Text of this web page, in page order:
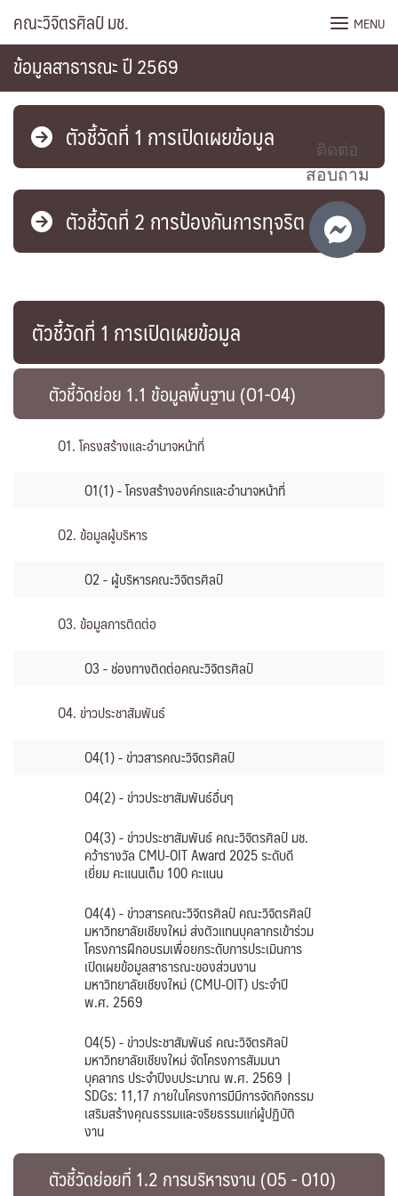
content
คณะวิจิตรศิลป์ มช. MENU
ข้อมูลสาธารณะ ปี 2569
ตัวชี้วัดที่ 1 การเปิดเผยข้อมูล
ตัวชี้วัดที่ 2 การป้องกันการทุจริต
ตัวชี้วัดที่ 1 การเปิดเผยข้อมูล
ตัวชี้วัดย่อย 1.1 ข้อมูลพื้นฐาน (O1-O4)
O1. โครงสร้างและอำนาจหน้าที่
O1(1) - โครงสร้างองค์กรและอำนาจหน้าที่
O2. ข้อมูลผู้บริหาร
O2 - ผู้บริหารคณะวิจิตรศิลป์
O3. ข้อมูลการติดต่อ
O3 - ช่องทางติดต่อคณะวิจิตรศิลป์
O4. ข่าวประชาสัมพันธ์
O4(1) - ข่าวสารคณะวิจิตรศิลป์
O4(2) - ข่าวประชาสัมพันธ์อื่นๆ
O4(3) - ข่าวประชาสัมพันธ์ คณะวิจิตรศิลป์ มช.
คว้ารางวัล CMU-OIT Award 2025 ระดับดี
เยี่ยม คะแนนเต็ม 100 คะแนน
O4(4) - ข่าวสารคณะวิจิตรศิลป์ คณะวิจิตรศิลป์
มหาวิทยาลัยเชียงใหม่ ส่งตัวแทนบุคลากรเข้าร่วม
โครงการฝึกอบรมเพื่อยกระดับการประเมินการ
เปิดเผยข้อมูลสาธารณะของส่วนงาน
มหาวิทยาลัยเชียงใหม่ (CMU-OIT) ประจำปี
พ.ศ. 2569
O4(5) - ข่าวประชาสัมพันธ์ คณะวิจิตรศิลป์
มหาวิทยาลัยเชียงใหม่ จัดโครงการสัมมนา
บุคลากร ประจำปีงบประมาณ พ.ศ. 2569 |
SDGs: 11,17 ภายในโครงการมีมีการจัดกิจกรรม
เสริมสร้างคุณธรรมและจริยธรรมแก่ผู้ปฏิบัติ
งาน
ตัวชี้วัดย่อยที่ 1.2 การบริหารงาน (O5 - O10)
ติดต่อ
สอบถาม